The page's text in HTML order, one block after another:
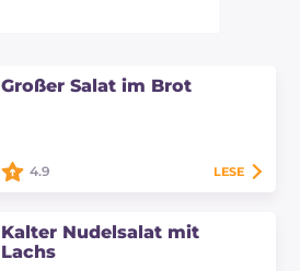
Großer Salat im Brot
mit der Sie Ihre Freunde bei einem
Picknick überraschen werden! Eine
praktische "Brotbox" zum Füllen
4.9 LESE
Kalter Nudelsalat mit
Lachs